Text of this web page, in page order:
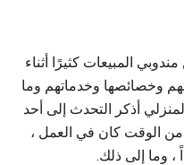
المبيعات كثيرًا أثناء
وخصائصها وخدماتهم وما
أذكر التحدث إلى أحد
من الوقت كان في العمل ،
، وما إلى ذلك.